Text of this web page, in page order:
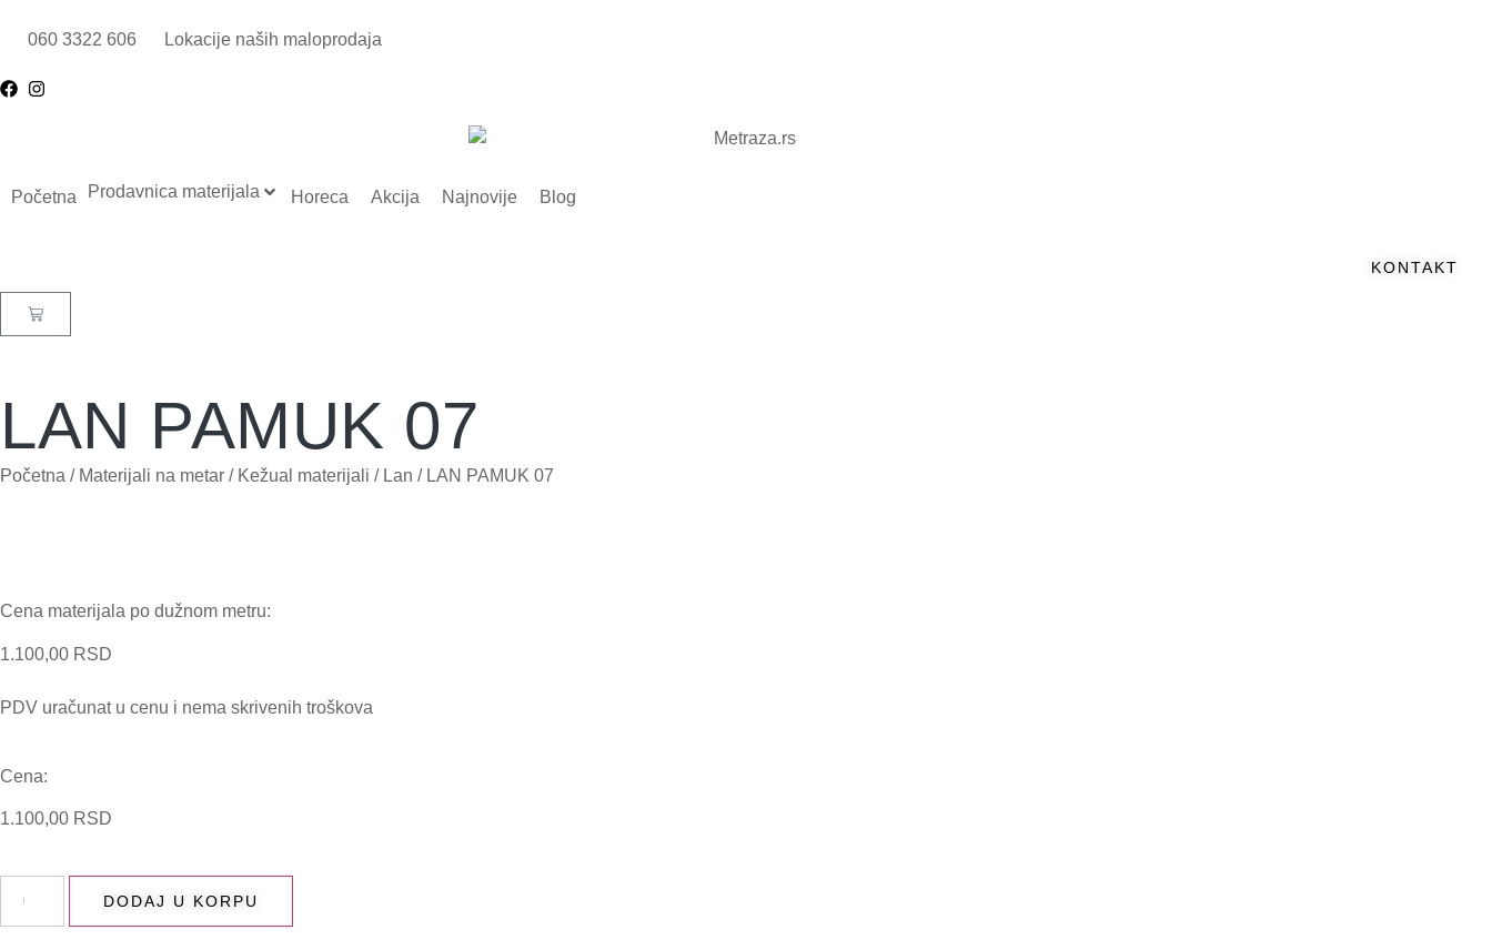
060 3322 606 Lokacije naših maloprodaja
Početna Prodavnica materijala Horeca Akcija Najnovije Blog
KONTAKT
LAN PAMUK 07
Početna / Materijali na metar / Kežual materijali / Lan / LAN PAMUK 07
Cena materijala po dužnom metru:
1.100,00 RSD
PDV uračunat u cenu i nema skrivenih troškova
Cena:
1.100,00 RSD
DODAJ U KORPU